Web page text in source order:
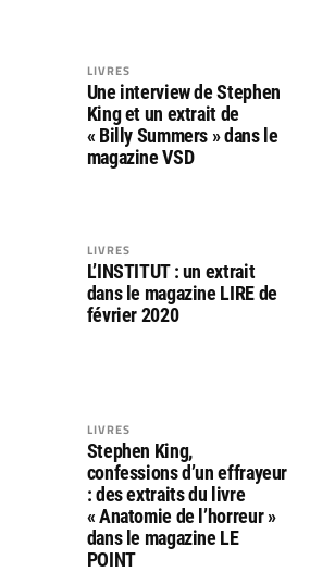
LIVRES
Une interview de Stephen
King et un extrait de
« Billy Summers » dans le
magazine VSD
LIVRES
L’INSTITUT : un extrait
dans le magazine LIRE de
février 2020
LIVRES
Stephen King,
confessions d’un effrayeur
: des extraits du livre
« Anatomie de l’horreur »
dans le magazine LE
POINT